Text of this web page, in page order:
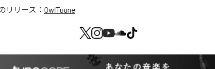
リリース： OwlTuune